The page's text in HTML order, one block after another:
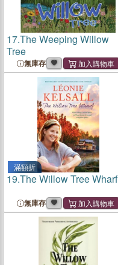
17.The Weeping Willow
Tree
無庫存
滿額折
19.The Willow Tree Wharf
無庫存